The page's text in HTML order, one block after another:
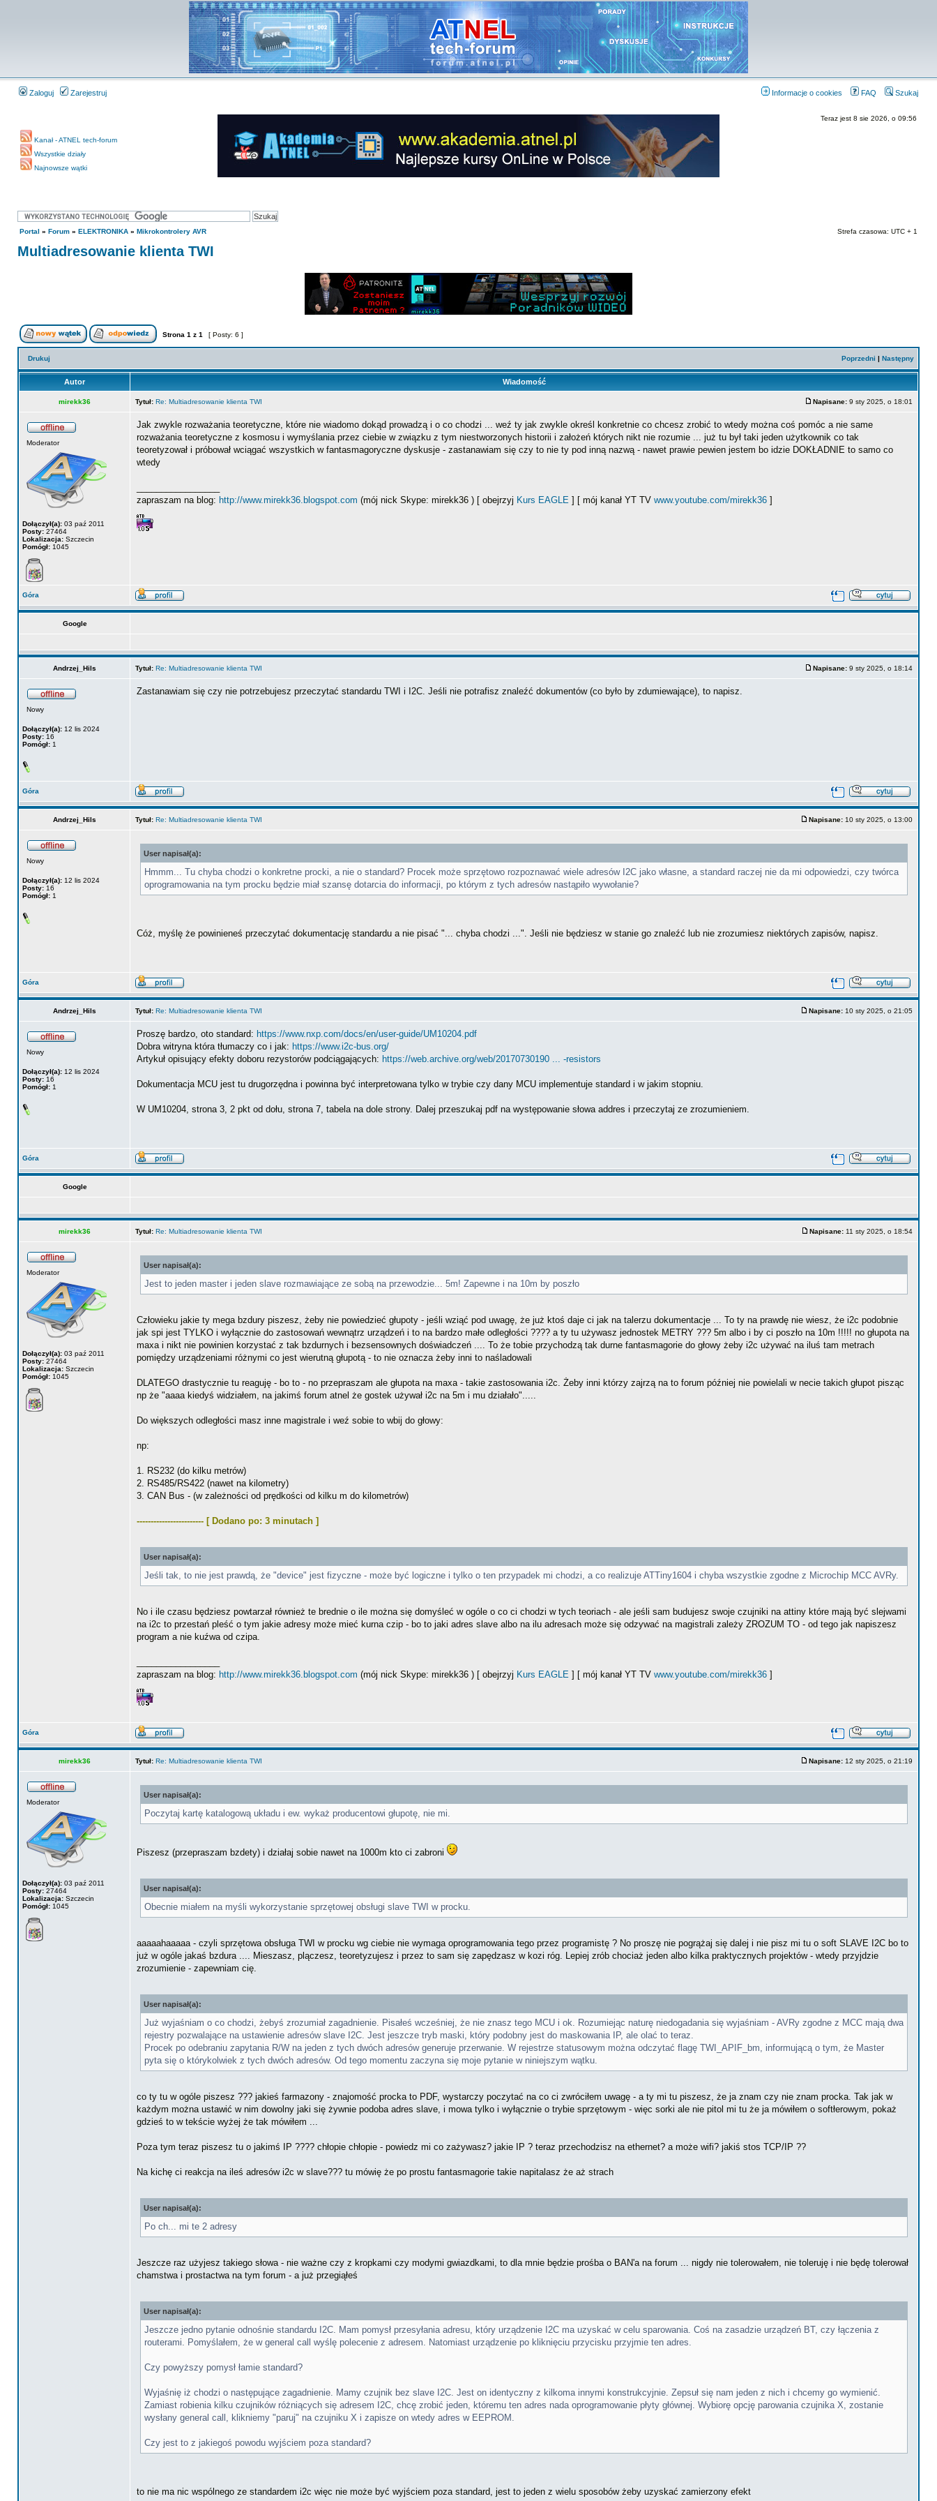
Zaloguj Zarejestruj Informacje o cookies FAQ Szukaj
Kanał - ATNEL tech-forum
Wszystkie działy
Najnowsze wątki
Teraz jest 8 sie 2026, o 09:56
Portal » Forum » ELEKTRONIKA » Mikrokontrolery AVR Strefa czasowa: UTC + 1
Multiadresowanie klienta TWI
Strona 1 z 1 [ Posty: 6 ]
Drukuj Poprzedni | Następny
Autor Wiadomość
mirekk36 Tytuł: Re: Multiadresowanie klienta TWI Napisane: 9 sty 2025, o 18:01
Moderator
Dołączył(a): 03 paź 2011
Posty: 27464
Lokalizacja: Szczecin
Pomógł: 1045
Jak zwykle rozważania teoretyczne, które nie wiadomo dokąd prowadzą i o co chodzi ... weź ty jak zwykle określ konkretnie co chcesz zrobić to wtedy można coś pomóc a nie same
rozważania teoretyczne z kosmosu i wymyślania przez ciebie w związku z tym niestworzonych historii i założeń których nikt nie rozumie ... już tu był taki jeden użytkownik co tak
teoretyzował i próbował wciągać wszystkich w fantasmagoryczne dyskusje - zastanawiam się czy to nie ty pod inną nazwą - nawet prawie pewien jestem bo idzie DOKŁADNIE to samo co
wtedy
zapraszam na blog: http://www.mirekk36.blogspot.com (mój nick Skype: mirekk36 ) [ obejrzyj Kurs EAGLE ] [ mój kanał YT TV www.youtube.com/mirekk36 ]
Góra
Google
Andrzej_Hils Tytuł: Re: Multiadresowanie klienta TWI Napisane: 9 sty 2025, o 18:14
Nowy
Dołączył(a): 12 lis 2024
Posty: 16
Pomógł: 1
Zastanawiam się czy nie potrzebujesz przeczytać standardu TWI i I2C. Jeśli nie potrafisz znaleźć dokumentów (co było by zdumiewające), to napisz.
Góra
Andrzej_Hils Tytuł: Re: Multiadresowanie klienta TWI Napisane: 10 sty 2025, o 13:00
Nowy
Dołączył(a): 12 lis 2024
Posty: 16
Pomógł: 1
User napisał(a):
Hmmm... Tu chyba chodzi o konkretne procki, a nie o standard? Procek może sprzętowo rozpoznawać wiele adresów I2C jako własne, a standard raczej nie da mi odpowiedzi, czy twórca
oprogramowania na tym procku będzie miał szansę dotarcia do informacji, po którym z tych adresów nastąpiło wywołanie?
Cóż, myślę że powinieneś przeczytać dokumentację standardu a nie pisać "... chyba chodzi ...". Jeśli nie będziesz w stanie go znaleźć lub nie zrozumiesz niektórych zapisów, napisz.
Góra
Andrzej_Hils Tytuł: Re: Multiadresowanie klienta TWI Napisane: 10 sty 2025, o 21:05
Nowy
Dołączył(a): 12 lis 2024
Posty: 16
Pomógł: 1
Proszę bardzo, oto standard: https://www.nxp.com/docs/en/user-guide/UM10204.pdf
Dobra witryna która tłumaczy co i jak: https://www.i2c-bus.org/
Artykuł opisujący efekty doboru rezystorów podciągających: https://web.archive.org/web/20170730190 ... -resistors
Dokumentacja MCU jest tu drugorzędna i powinna być interpretowana tylko w trybie czy dany MCU implementuje standard i w jakim stopniu.
W UM10204, strona 3, 2 pkt od dołu, strona 7, tabela na dole strony. Dalej przeszukaj pdf na występowanie słowa addres i przeczytaj ze zrozumieniem.
Góra
Google
mirekk36 Tytuł: Re: Multiadresowanie klienta TWI Napisane: 11 sty 2025, o 18:54
Moderator
Dołączył(a): 03 paź 2011
Posty: 27464
Lokalizacja: Szczecin
Pomógł: 1045
User napisał(a):
Jest to jeden master i jeden slave rozmawiające ze sobą na przewodzie... 5m! Zapewne i na 10m by poszło
Człowieku jakie ty mega bzdury piszesz, żeby nie powiedzieć głupoty - jeśli wziąć pod uwagę, że już ktoś daje ci jak na talerzu dokumentacje ... To ty na prawdę nie wiesz, że i2c podobnie
jak spi jest TYLKO i wyłącznie do zastosowań wewnątrz urządzeń i to na bardzo małe odległości ???? a ty tu używasz jednostek METRY ??? 5m albo i by ci poszło na 10m !!!!! no głupota na
maxa i nikt nie powinien korzystać z tak bzdurnych i bezsensownych doświadczeń .... To że tobie przychodzą tak durne fantasmagorie do głowy żeby i2c używać na iluś tam metrach
pomiędzy urządzeniami różnymi co jest wierutną głupotą - to nie oznacza żeby inni to naśladowali
DLATEGO drastycznie tu reaguję - bo to - no przepraszam ale głupota na maxa - takie zastosowania i2c. Żeby inni którzy zajrzą na to forum później nie powielali w necie takich głupot pisząc
np że "aaaa kiedyś widziałem, na jakimś forum atnel że gostek używał i2c na 5m i mu działało".....
Do większych odległości masz inne magistrale i weź sobie to wbij do głowy:
np:
1. RS232 (do kilku metrów)
2. RS485/RS422 (nawet na kilometry)
3. CAN Bus - (w zależności od prędkości od kilku m do kilometrów)
------------------------ [ Dodano po: 3 minutach ]
User napisał(a):
Jeśli tak, to nie jest prawdą, że "device" jest fizyczne - może być logiczne i tylko o ten przypadek mi chodzi, a co realizuje ATTiny1604 i chyba wszystkie zgodne z Microchip MCC AVRy.
No i ile czasu będziesz powtarzał również te brednie o ile można się domyśleć w ogóle o co ci chodzi w tych teoriach - ale jeśli sam budujesz swoje czujniki na attiny które mają być slejwami
na i2c to przestań pleść o tym jakie adresy może mieć kurna czip - bo to jaki adres slave albo na ilu adresach może się odzywać na magistrali zależy ZROZUM TO - od tego jak napiszesz
program a nie kuźwa od czipa.
zapraszam na blog: http://www.mirekk36.blogspot.com (mój nick Skype: mirekk36 ) [ obejrzyj Kurs EAGLE ] [ mój kanał YT TV www.youtube.com/mirekk36 ]
Góra
mirekk36 Tytuł: Re: Multiadresowanie klienta TWI Napisane: 12 sty 2025, o 21:19
Moderator
Dołączył(a): 03 paź 2011
Posty: 27464
Lokalizacja: Szczecin
Pomógł: 1045
User napisał(a):
Poczytaj kartę katalogową układu i ew. wykaż producentowi głupotę, nie mi.
Piszesz (przepraszam bzdety) i działaj sobie nawet na 1000m kto ci zabroni
User napisał(a):
Obecnie miałem na myśli wykorzystanie sprzętowej obsługi slave TWI w procku.
aaaaahaaaaa - czyli sprzętowa obsługa TWI w procku wg ciebie nie wymaga oprogramowania tego przez programistę ? No proszę nie pogrążaj się dalej i nie pisz mi tu o soft SLAVE I2C bo to
już w ogóle jakaś bzdura .... Mieszasz, plączesz, teoretyzujesz i przez to sam się zapędzasz w kozi róg. Lepiej zrób chociaż jeden albo kilka praktycznych projektów - wtedy przyjdzie
zrozumienie - zapewniam cię.
User napisał(a):
Już wyjaśniam o co chodzi, żebyś zrozumiał zagadnienie. Pisałeś wcześniej, że nie znasz tego MCU i ok. Rozumiejąc naturę niedogadania się wyjaśniam - AVRy zgodne z MCC mają dwa
rejestry pozwalające na ustawienie adresów slave I2C. Jest jeszcze tryb maski, który podobny jest do maskowania IP, ale olać to teraz.
Procek po odebraniu zapytania R/W na jeden z tych dwóch adresów generuje przerwanie. W rejestrze statusowym można odczytać flagę TWI_APIF_bm, informującą o tym, że Master
pyta się o którykolwiek z tych dwóch adresów. Od tego momentu zaczyna się moje pytanie w niniejszym wątku.
co ty tu w ogóle piszesz ??? jakieś farmazony - znajomość procka to PDF, wystarczy poczytać na co ci zwróciłem uwagę - a ty mi tu piszesz, że ja znam czy nie znam procka. Tak jak w
każdym można ustawić w nim dowolny jaki się żywnie podoba adres slave, i mowa tylko i wyłącznie o trybie sprzętowym - więc sorki ale nie pitol mi tu że ja mówiłem o softłerowym, pokaż
gdzieś to w tekście wyżej że tak mówiłem ...
Poza tym teraz piszesz tu o jakimś IP ???? chłopie chłopie - powiedz mi co zażywasz? jakie IP ? teraz przechodzisz na ethernet? a może wifi? jakiś stos TCP/IP ??
Na kichę ci reakcja na ileś adresów i2c w slave??? tu mówię że po prostu fantasmagorie takie napitalasz że aż strach
User napisał(a):
Po ch... mi te 2 adresy
Jeszcze raz użyjesz takiego słowa - nie ważne czy z kropkami czy modymi gwiazdkami, to dla mnie będzie prośba o BAN'a na forum ... nigdy nie tolerowałem, nie toleruję i nie będę tolerował
chamstwa i prostactwa na tym forum - a już przegiąłeś
User napisał(a):
Jeszcze jedno pytanie odnośnie standardu I2C. Mam pomysł przesyłania adresu, który urządzenie I2C ma uzyskać w celu sparowania. Coś na zasadzie urządzeń BT, czy łączenia z
routerami. Pomyślałem, że w general call wyślę polecenie z adresem. Natomiast urządzenie po kliknięciu przycisku przyjmie ten adres.
Czy powyższy pomysł łamie standard?
Wyjaśnię iż chodzi o następujące zagadnienie. Mamy czujnik bez slave I2C. Jest on identyczny z kilkoma innymi konstrukcyjnie. Zepsuł się nam jeden z nich i chcemy go wymienić.
Zamiast robienia kilku czujników różniących się adresem I2C, chcę zrobić jeden, któremu ten adres nada oprogramowanie płyty głównej. Wybiorę opcję parowania czujnika X, zostanie
wysłany general call, klikniemy "paruj" na czujniku X i zapisze on wtedy adres w EEPROM.
Czy jest to z jakiegoś powodu wyjściem poza standard?
to nie ma nic wspólnego ze standardem i2c więc nie może być wyjściem poza standard, jest to jeden z wielu sposobów żeby uzyskać zamierzony efekt